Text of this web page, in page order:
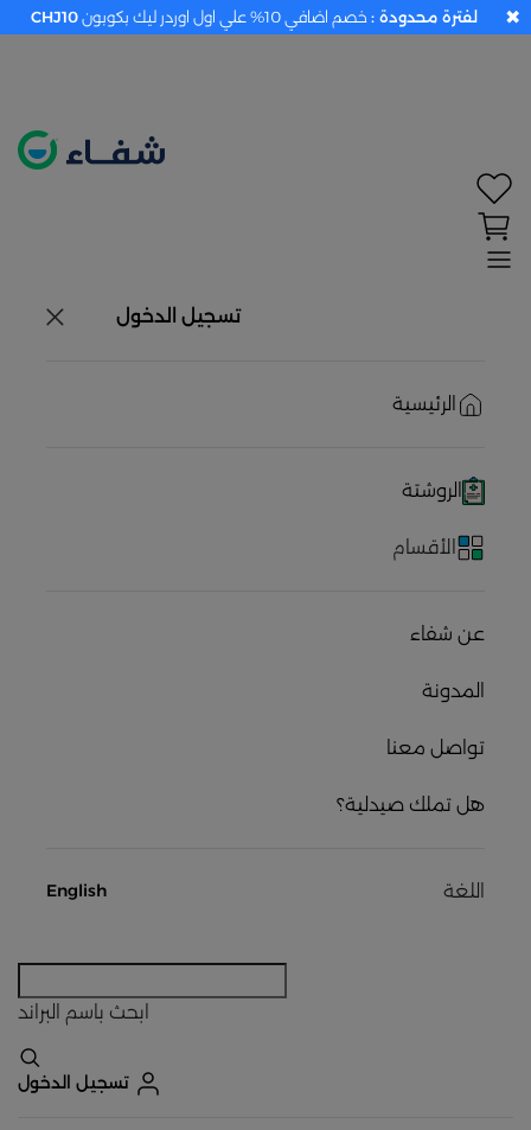
تسجيل الدخول
الرئيسية
الروشتة
الأقسام
عن شفاء
المدونة
تواصل معنا
هل تملك صيدلية؟
اللغة English
ابحث باسم البراند
تسجيل الدخول
لفترة محدودة : خصم اضافي 10% علي اول اوردر ليك بكوبون CHJ10 ✖